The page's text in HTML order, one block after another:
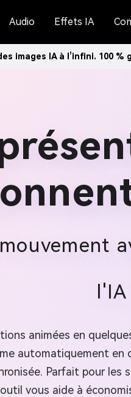
Audio Effets IA
images IA à l’infini. 100 %
l'IA
animées en
automatiquement en
Parfait pour
vous aide à